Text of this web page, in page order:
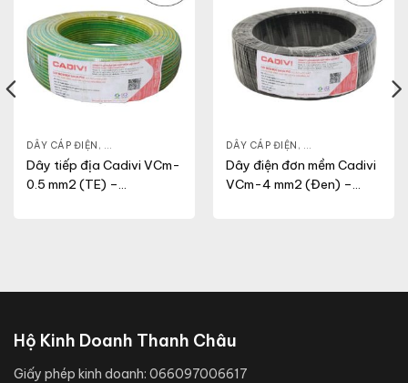
DÂY CÁP ĐIỆN , DÂY ĐIỆN DÂN DỤNG VCM
Dây tiếp địa Cadivi VCm-
0.5 mm2 (TE) –
DÂY CÁP ĐIỆN , DÂY ĐIỆN DÂN
Dây điện đơn mềm Cadivi
VCm-4 mm2 (Đen) –
VCM
Hộ Kinh Doanh Thanh Châu
Giấy phép kinh doanh: 066097006617